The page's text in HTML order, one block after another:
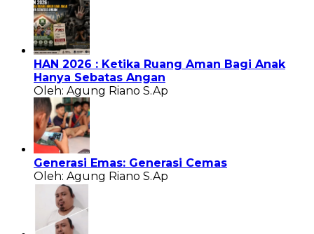
HAN 2026 : Ketika Ruang Aman Bagi Anak
Hanya Sebatas Angan
Oleh: Agung Riano S.Ap
Generasi Emas: Generasi Cemas
Oleh: Agung Riano S.Ap